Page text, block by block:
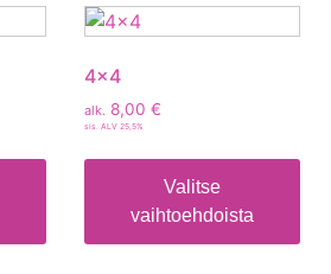
4×4
alk. 8,00 €
sis. ALV 25,5%
Valitse
vaihtoehdoista